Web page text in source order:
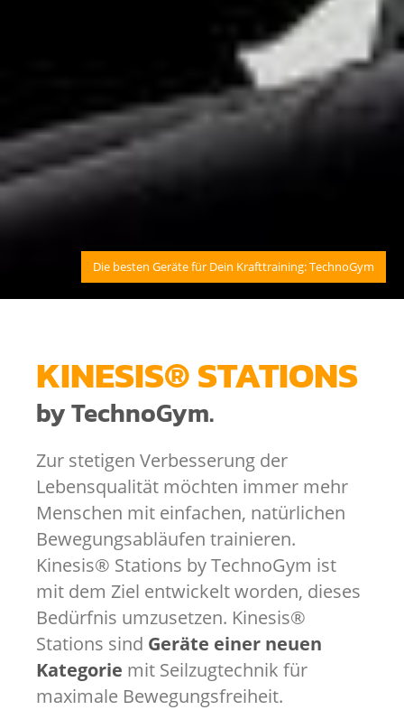
KINESIS® STATIONS
by TechnoGym.
Zur stetigen Verbesserung der
Lebensqualität möchten immer mehr
Menschen mit einfachen, natürlichen
Bewegungsabläufen trainieren.
Kinesis® Stations by TechnoGym ist
mit dem Ziel entwickelt worden, dieses
Bedürfnis umzusetzen. Kinesis®
Stations sind Geräte einer neuen
Kategorie mit Seilzugtechnik für
maximale Bewegungsfreiheit.
Die besten Geräte für Dein Krafttraining: TechnoGym